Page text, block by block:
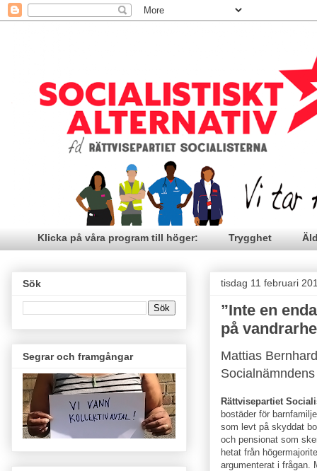
Klicka på våra program till höger: Trygghet
tisdag 11 februari
”Inte en
på
Mattias
Rättvisepartiet
bostäder för
som levt på skyddat
och pensionat som
hetat från
argumenterat i frågan.
Sök
Segrar och framgångar